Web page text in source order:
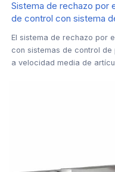
Sistema de rechazo por
de control con sistema
El sistema de rechazo por
con sistemas de control
a velocidad media de